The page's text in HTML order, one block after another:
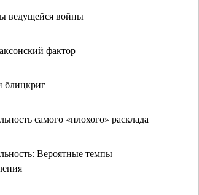
ведущейся войны
фактор
самого «плохого» расклада
Вероятные темпы